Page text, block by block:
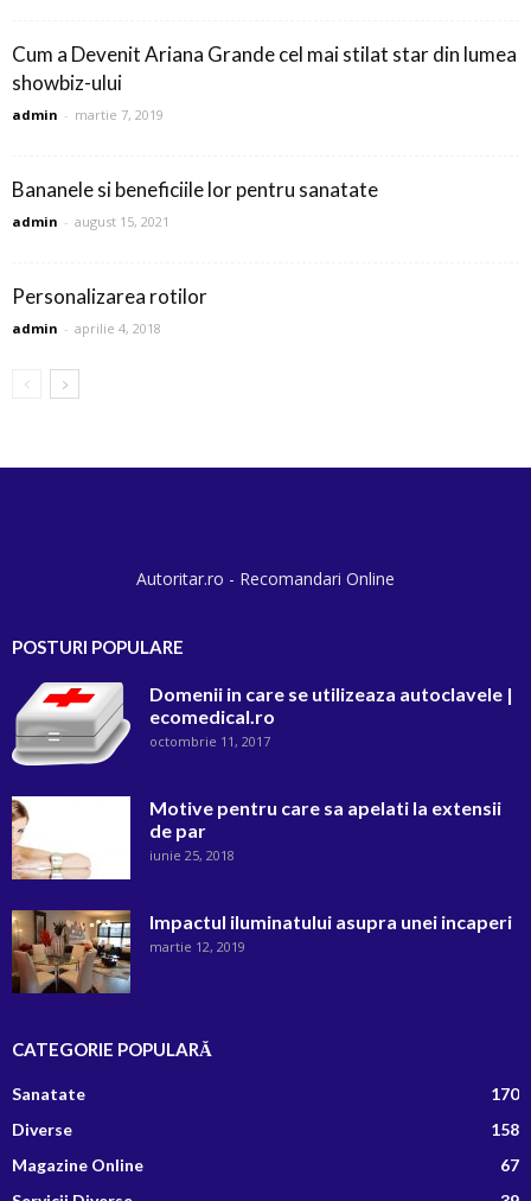
Cum a Devenit Ariana Grande cel mai stilat star din lumea
showbiz-ului
admin - martie 7, 2019
Bananele si beneficiile lor pentru sanatate
admin - august 15, 2021
Personalizarea rotilor
admin - aprilie 4, 2018
Autoritar.ro - Recomandari Online
POSTURI POPULARE
Domenii in care se utilizeaza autoclavele |
ecomedical.ro
octombrie 11, 2017
Motive pentru care sa apelati la extensii
de par
iunie 25, 2018
Impactul iluminatului asupra unei incaperi
martie 12, 2019
CATEGORIE POPULARĂ
Sanatate
170
Diverse
158
Magazine Online
67